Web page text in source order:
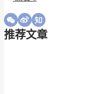
推荐文章